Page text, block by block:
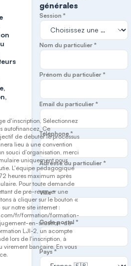
d'inscription, Sélectionnez
autofinancez. Ce
de débuter le processus
lieu à une convention
souci d’organisation, merci
uniquement pour
L'équipe pédagogique
heures maximum après
Pour toute demande
de pré-réserver une
à cliquer sur le bouton «
notre site internet :
fr/formation/formation-
en-situation-de-
LJI-2, un acompte
lors de l'inscription, à
virement bancaire. En vous
générales
Session *
Nom du particulier *
Prénom du particulier *
Email du particulier *
Téléphone *
Adresse du particulier *
Ville *
Code postal *
Pays *